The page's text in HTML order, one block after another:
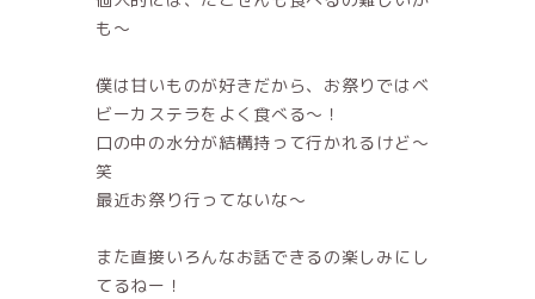
も〜
僕は甘いものが好きだから、お祭りではベ
ビーカステラをよく食べる〜！
口の中の水分が結構持って行かれるけど〜
笑
最近お祭り行ってないな〜
また直接いろんなお話できるの楽しみにし
てるねー！